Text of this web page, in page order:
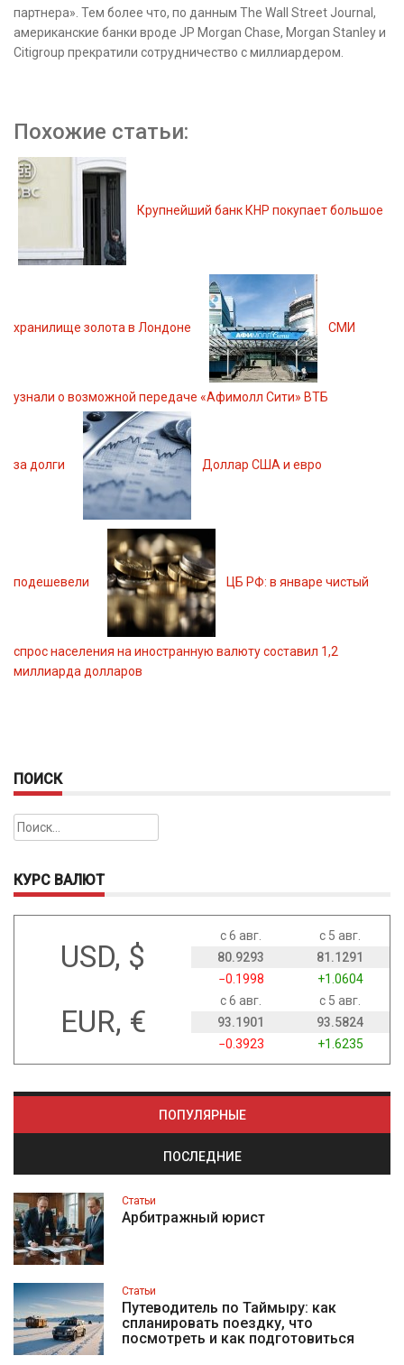
партнера». Тем более что, по данным The Wall Street Journal,
американские банки вроде JP Morgan Chase, Morgan Stanley и
Citigroup прекратили сотрудничество с миллиардером.
Похожие статьи:
Крупнейший банк КНР покупает большое
хранилище золота в Лондоне СМИ
узнали о возможной передаче «Афимолл Сити» ВТБ
за долги Доллар США и евро
подешевели ЦБ РФ: в январе чистый
спрос населения на иностранную валюту составил 1,2
миллиарда долларов
ПОИСК
Найти:
КУРС ВАЛЮТ
USD, $
с 6 авг.
с 5 авг.
80.9293
81.1291
−0.1998
+1.0604
EUR, €
с 6 авг.
с 5 авг.
93.1901
93.5824
−0.3923
+1.6235
ПОПУЛЯРНЫЕ
ПОСЛЕДНИЕ
Статьи
Арбитражный юрист
Статьи
Путеводитель по Таймыру: как
спланировать поездку, что
посмотреть и как подготовиться